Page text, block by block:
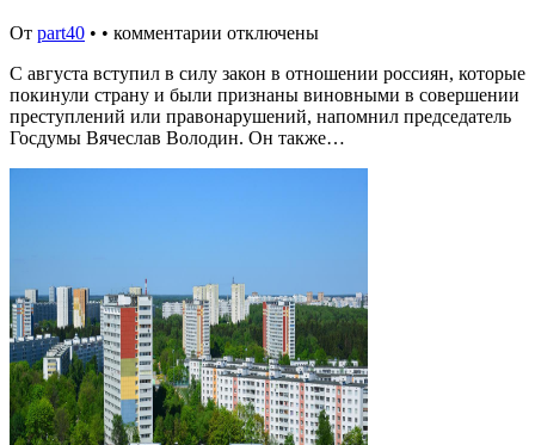
От part40 • • комментарии отключены
С августа вступил в силу закон в отношении россиян, которые
покинули страну и были признаны виновными в совершении
преступлений или правонарушений, напомнил председатель
Госдумы Вячеслав Володин. Он также…